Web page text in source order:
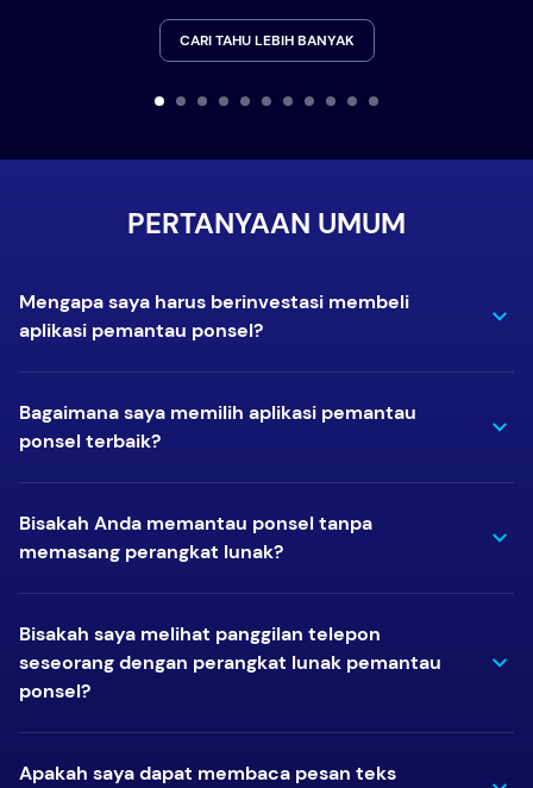
CARI TAHU LEBIH BANYAK
PERTANYAAN UMUM
Mengapa saya harus berinvestasi membeli
aplikasi pemantau ponsel?
Bagaimana saya memilih aplikasi pemantau
ponsel terbaik?
Bisakah Anda memantau ponsel tanpa
memasang perangkat lunak?
Bisakah saya melihat panggilan telepon
seseorang dengan perangkat lunak pemantau
ponsel?
Apakah saya dapat membaca pesan teks